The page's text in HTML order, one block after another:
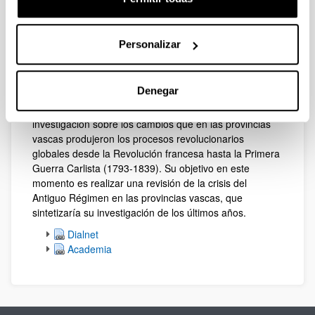
Personalizar
Denegar
en el proceso de romanización del episcopado español,
esto es, en el tránsito de una jerarquía eclesiástica
Corona a otra fundamentalmente fidelizada por la Santa
Sede. En la actualidad desarrolla otra línea
investigación sobre los cambios que en las provincias
vascas produjeron los procesos revolucionarios
globales desde la Revolución francesa hasta la Primera
Guerra Carlista (1793-1839). Su objetivo en este
momento es realizar una revisión de la crisis del
Antiguo Régimen en las provincias vascas, que
sintetizaría su investigación de los últimos años.
Dialnet
Academia